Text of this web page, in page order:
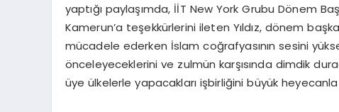
yaptığı paylaşımda, İİT New York Grubu Dönem
Kamerun’a teşekkürlerini ileten Yıldız, dönem
mücadele ederken İslam coğrafyasının sesini
önceleyeceklerini ve zulmün karşısında dimdik
üye ülkelerle yapacakları işbirliğini büyük